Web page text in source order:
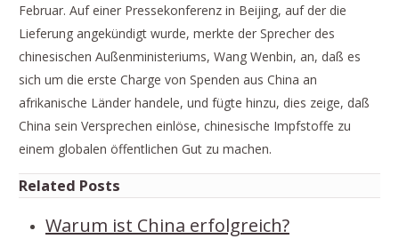
Februar. Auf einer Pressekonferenz in Beijing, auf der die
Lieferung angekündigt wurde, merkte der Sprecher des
chinesischen Außenministeriums, Wang Wenbin, an, daß es
sich um die erste Charge von Spenden aus China an
afrikanische Länder handele, und fügte hinzu, dies zeige, daß
China sein Versprechen einlöse, chinesische Impfstoffe zu
einem globalen öffentlichen Gut zu machen.
Related Posts
Warum ist China erfolgreich?